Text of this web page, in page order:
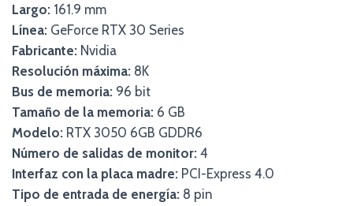
Largo: 161.9 mm
Línea: GeForce RTX 30 Series
Fabricante: Nvidia
Resolución máxima: 8K
Bus de memoria: 96 bit
Tamaño de la memoria: 6 GB
Modelo: RTX 3050 6GB GDDR6
Número de salidas de monitor: 4
Interfaz con la placa madre: PCI-Express 4.0
Tipo de entrada de energía: 8 pin